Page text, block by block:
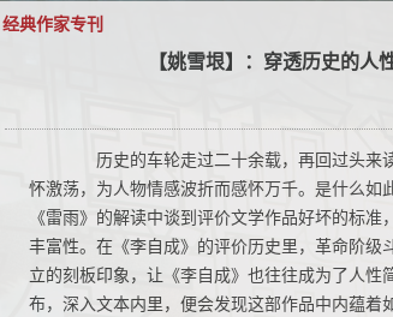
经典作家专刊
【姚雪垠】：穿透历史的人
历史的车轮走过二十余载，再回过头来
怀激荡，为人物情感波折而感怀万千。是什么
《雷雨》的解读中谈到评价文学作品好坏的标
丰富性。在《李自成》的评价历史里，革命阶
立的刻板印象，让《李自成》也往往成为了人
布，深入文本内里，便会发现这部作品中内蕴着